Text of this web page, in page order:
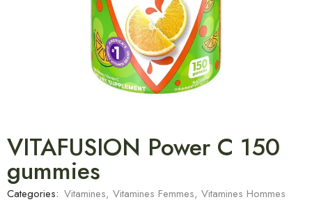
VITAFUSION Power C 150
gummies
Categories: Vitamines, Vitamines Femmes, Vitamines Hommes